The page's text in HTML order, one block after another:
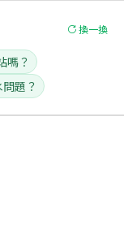
換一換
嗎？
題？